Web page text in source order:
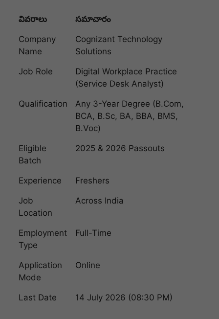
వివరాలు సమాచారం
Company
Name
Cognizant Technology
Solutions
Job Role
Digital Workplace Practice
(Service Desk Analyst)
Qualification
Any 3-Year Degree (B.Com,
BCA, B.Sc, BA, BBA, BMS,
B.Voc)
Eligible
Batch
2025 & 2026 Passouts
Experience Freshers
Job
Location
Across India
Employment
Type
Full-Time
Application
Mode
Online
Last Date 14 July 2026 (08:30 PM)